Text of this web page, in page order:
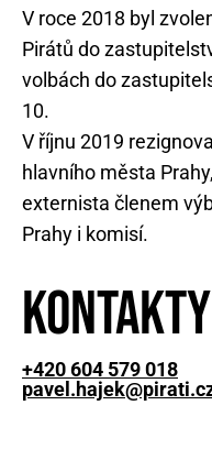
V roce 2018 byl
Pirátů do
volbách do
10.
V říjnu 2019
hlavního města
externista členem
Prahy i komisí.
Kontakty
+420 604 579 018